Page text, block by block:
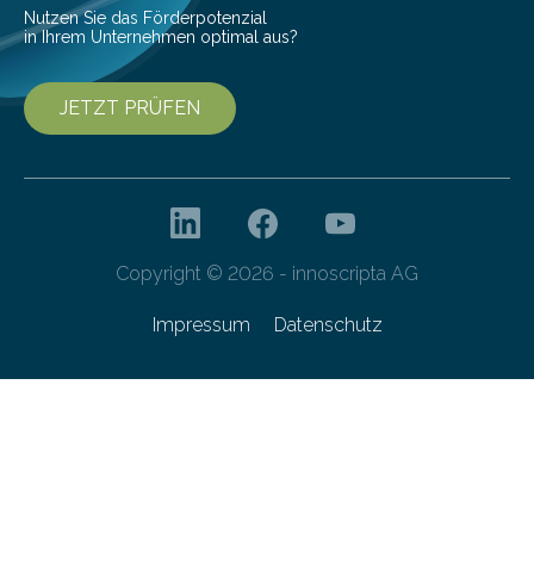
Nutzen Sie das Förderpotenzial
in Ihrem Unternehmen optimal aus?
JETZT PRÜFEN
Copyright © 2026 - innoscripta AG
Impressum Datenschutz